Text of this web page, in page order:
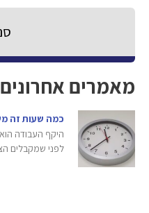
מאמרים אחרונים
כמה שעות זה
היקף העבודה
לפני שמקבלים